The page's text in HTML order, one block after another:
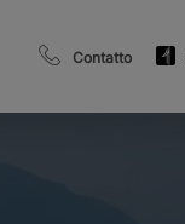
Contatto